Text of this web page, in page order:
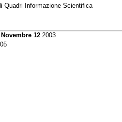
Quadri Informazione Scientifica
12 2003